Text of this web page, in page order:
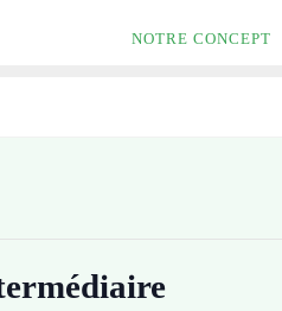
NOTRE CONCEPT